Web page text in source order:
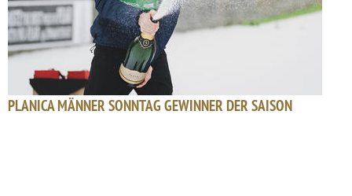
PLANICA MÄNNER SONNTAG GEWINNER DER SAISON